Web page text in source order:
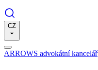
CZ
ARROWS advokátní kancelář